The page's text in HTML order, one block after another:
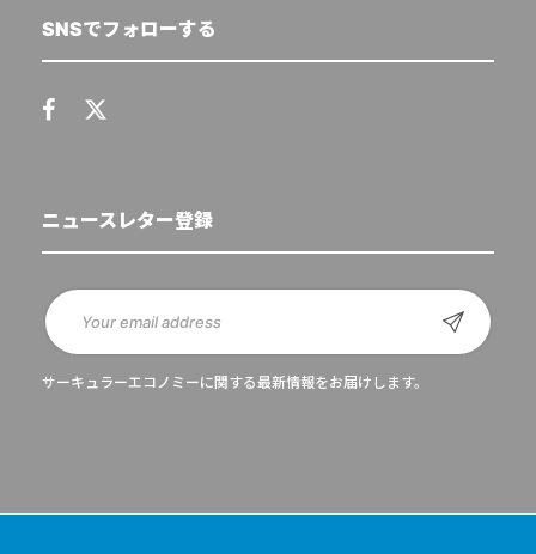
SNSでフォローする
ニュースレター登録
サーキュラーエコノミーに関する最新情報をお届けします。